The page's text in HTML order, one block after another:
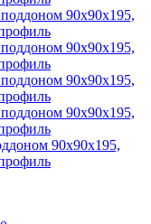
90x90х195,